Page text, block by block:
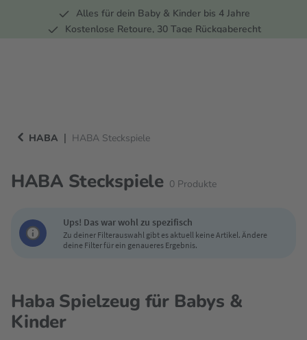
Zur Hauptnavigation springen
Alles für dein Baby & Kinder bis 4 Jahre
Kostenlose Retoure, 30 Tage Rückgaberecht
HABA | HABA Steckspiele
HABA Steckspiele 0Produkte
Ups! Das war wohl zu spezifisch
Zu deiner Filterauswahl gibt es aktuell keine Artikel. Ändere
deine Filter für ein genaueres Ergebnis.
Haba Spielzeug für Babys &
Kinder